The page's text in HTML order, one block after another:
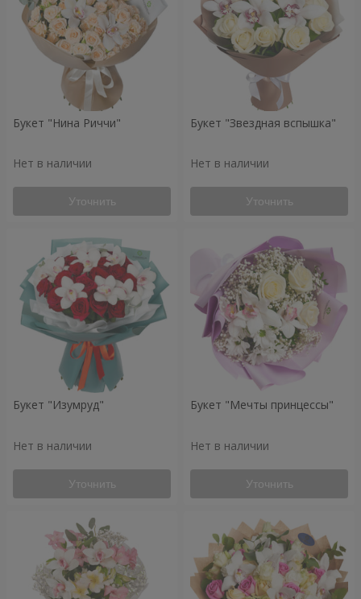
Букет "Нина Риччи"
Нет в наличии
Уточнить
Букет "Звездная вспышка"
Нет в наличии
Уточнить
Букет "Изумруд"
Нет в наличии
Уточнить
Букет "Мечты принцессы"
Нет в наличии
Уточнить